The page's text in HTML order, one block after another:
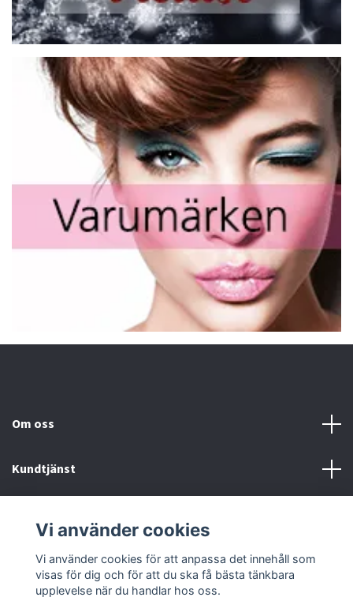
Om oss
Kundtjänst
Sociala medier
Vi använder cookies
Vi använder cookies för att anpassa det innehåll som
visas för dig och för att du ska få bästa tänkbara
upplevelse när du handlar hos oss.